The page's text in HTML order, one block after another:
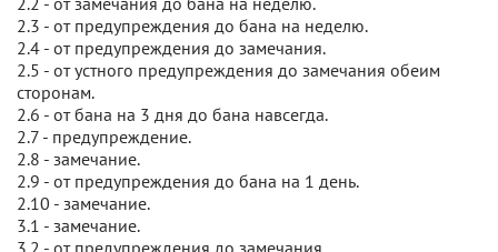
2.2 - от замечания до бана на неделю.
2.3 - от предупреждения до бана на неделю.
2.4 - от предупреждения до замечания.
2.5 - от устного предупреждения до замечания обеим
сторонам.
2.6 - от бана на 3 дня до бана навсегда.
2.7 - предупреждение.
2.8 - замечание.
2.9 - от предупреждения до бана на 1 день.
2.10 - замечание.
3.1 - замечание.